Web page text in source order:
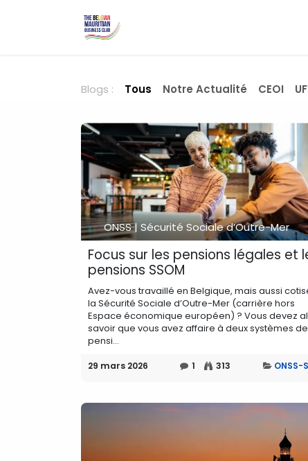
Blogs : Tous Notre Actualité CEOI
ONSS | Sécurité Sociale d’Outre-Mer
Focus sur les pensions légales et
pensions SSOM
Avez-vous travaillé en Belgique, mais aussi
la Sécurité Sociale d’Outre-Mer (carrière hors
Espace économique européen) ? Vous devez
savoir que vous avez affaire à deux systèmes de
pensi...
29 mars 2026 1 313 ONSS-